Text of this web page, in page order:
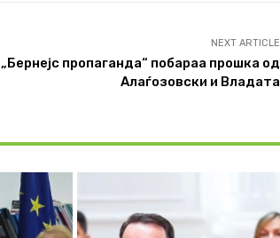
NEXT ARTICLE
„Бернејс пропаганда“ побараа прошка од
Алаѓозовски и Владата